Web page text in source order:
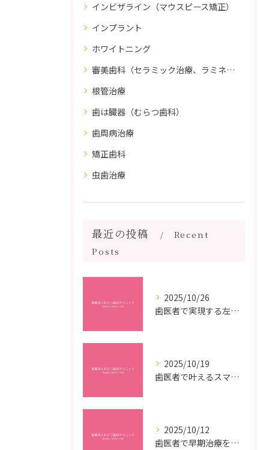
インビザライン（マウスピース矯正）
インプラント
ホワイトニング
審美歯科（セラミック治療、ラミネートべニア、ダイレクトボンディング）
根管治療
歯は臓器（むらつ歯科）
歯周病治療
矯正歯科
虫歯治療
最近の投稿
Recent
Posts
2025/10/26
歯医者で実現する左右対称治療のポイントと矯正治療選びの疑問解決ガイド
2025/10/19
歯医者で叶えるスマイルメイクオーバーなら福岡県福岡市博多区博多駅前の最新矯正治療解説
2025/10/12
歯医者で早期治療を受けるメリットと虫歯悪化を防ぐ最短ステップ